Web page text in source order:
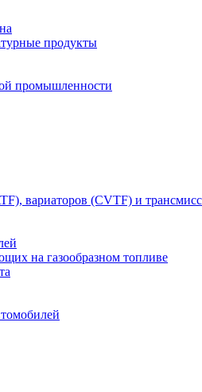
продукты
промышленности
вариаторов (CVTF) и
на газообразном топливе